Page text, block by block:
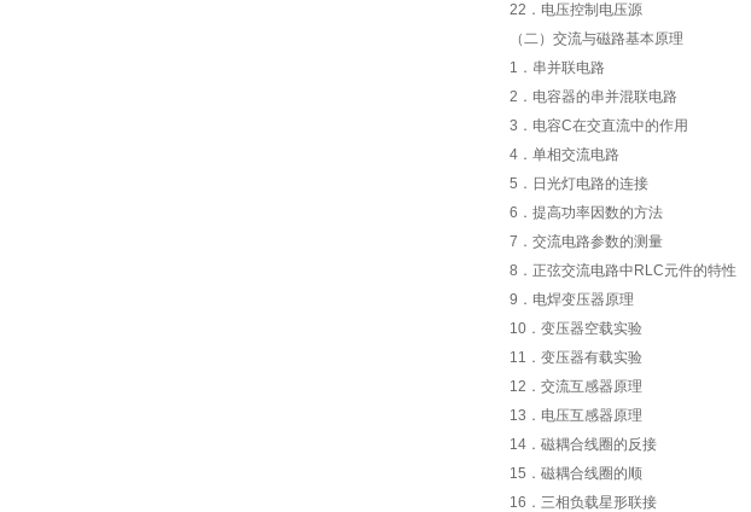
22．电压控制电压源
（二）交流与磁路基本原理
1．串并联电路
2．电容器的串并混联电路
3．电容C在交直流中的作用
4．单相交流电路
5．日光灯电路的连接
6．提高功率因数的方法
7．交流电路参数的测量
8．正弦交流电路中RLC元件的特性
9．电焊变压器原理
10．变压器空载实验
11．变压器有载实验
12．交流互感器原理
13．电压互感器原理
14．磁耦合线圈的反接
15．磁耦合线圈的顺
16．三相负载星形联接